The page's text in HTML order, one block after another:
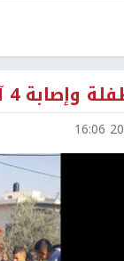
حادث دعس جنوب الخليل